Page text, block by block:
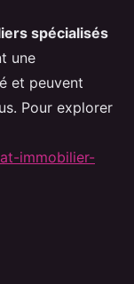
spécialisés
une
et peuvent
Pour explorer
immobilier-